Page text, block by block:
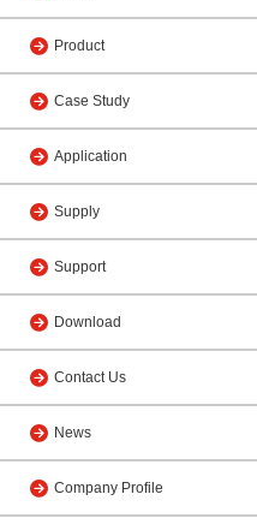
Product
Case Study
Application
Supply
Support
Download
Contact Us
News
Company Profile